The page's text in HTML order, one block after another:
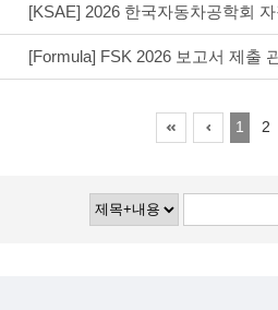
[Formula] FSK 2026 보고서 제출
1 2